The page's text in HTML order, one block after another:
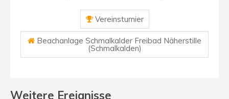
Vereinsturnier
Beachanlage Schmalkalder Freibad Näherstille
(Schmalkalden)
Weitere Ereignisse